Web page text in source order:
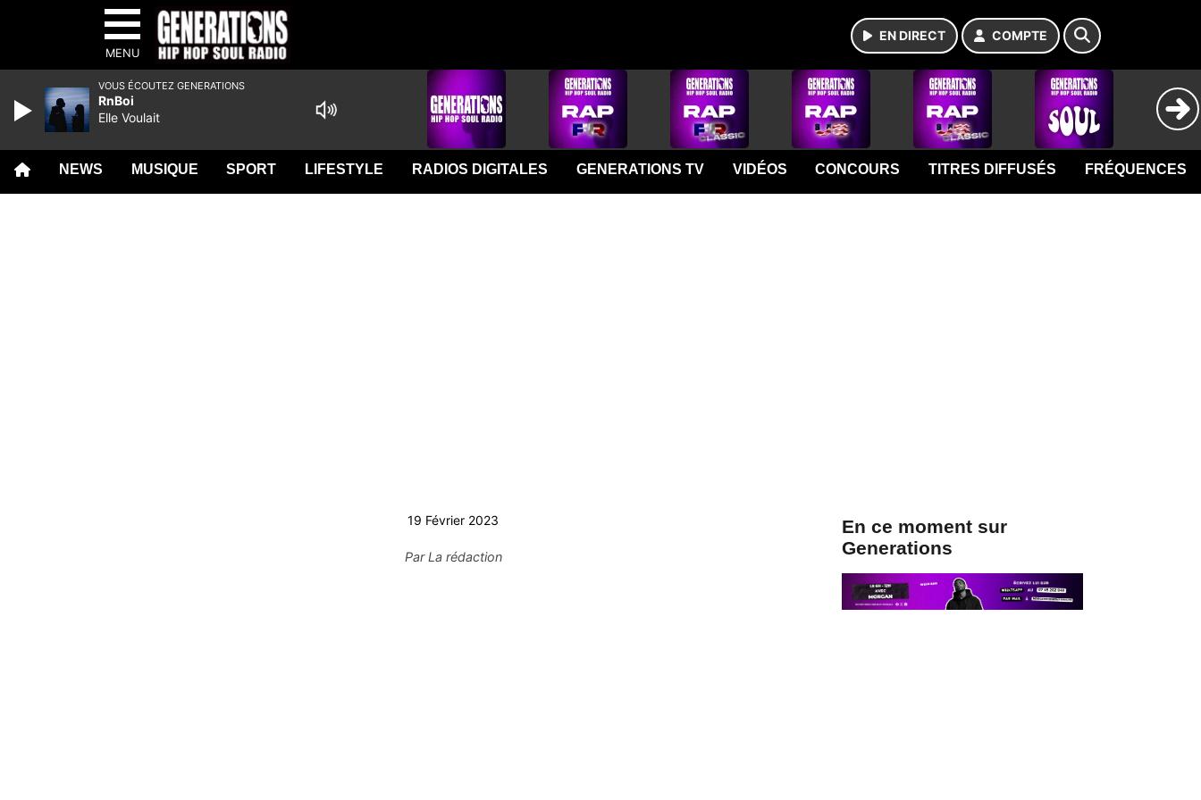
MENU
EN DIRECT COMPTE
NEWS MUSIQUE SPORT LIFESTYLE RADIOS DIGITALES GENERATIONS TV VIDÉOS CONCOURS TITRES DIFFUSÉS FRÉQUENCES
19 Février 2023
ParLa rédaction
En ce moment sur
Generations
VOUS ÉCOUTEZ GENERATIONS
RnBoi
Elle Voulait